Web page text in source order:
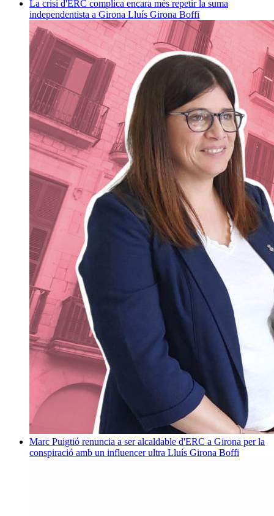
La crisi d'ERC complica encara més repetir la suma
independentista a Girona Lluís Girona Boffi
Marc Puigtió renuncia a ser alcaldable d'ERC a Girona per la
conspiració amb un influencer ultra Lluís Girona Boffi